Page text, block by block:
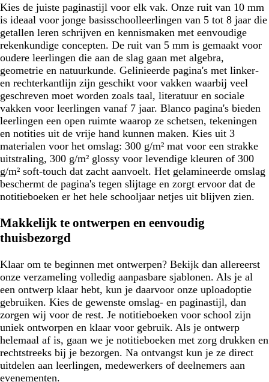
Kies de juiste paginastijl voor elk vak. Onze ruit van 10 mm
is ideaal voor jonge basisschoolleerlingen van 5 tot 8 jaar die
getallen leren schrijven en kennismaken met eenvoudige
rekenkundige concepten. De ruit van 5 mm is gemaakt voor
oudere leerlingen die aan de slag gaan met algebra,
geometrie en natuurkunde. Gelinieerde pagina's met linker-
en rechterkantlijn zijn geschikt voor vakken waarbij veel
geschreven moet worden zoals taal, literatuur en sociale
vakken voor leerlingen vanaf 7 jaar. Blanco pagina's bieden
leerlingen een open ruimte waarop ze schetsen, tekeningen
en notities uit de vrije hand kunnen maken. Kies uit 3
materialen voor het omslag: 300 g/m² mat voor een strakke
uitstraling, 300 g/m² glossy voor levendige kleuren of 300
g/m² soft-touch dat zacht aanvoelt. Het gelamineerde omslag
beschermt de pagina's tegen slijtage en zorgt ervoor dat de
notitieboeken er het hele schooljaar netjes uit blijven zien.
Makkelijk te ontwerpen en eenvoudig
thuisbezorgd
Klaar om te beginnen met ontwerpen? Bekijk dan allereerst
onze verzameling volledig aanpasbare sjablonen. Als je al
een ontwerp klaar hebt, kun je daarvoor onze uploadoptie
gebruiken. Kies de gewenste omslag- en paginastijl, dan
zorgen wij voor de rest. Je notitieboeken voor school zijn
uniek ontworpen en klaar voor gebruik. Als je ontwerp
helemaal af is, gaan we je notitieboeken met zorg drukken en
rechtstreeks bij je bezorgen. Na ontvangst kun je ze direct
uitdelen aan leerlingen, medewerkers of deelnemers aan
evenementen.